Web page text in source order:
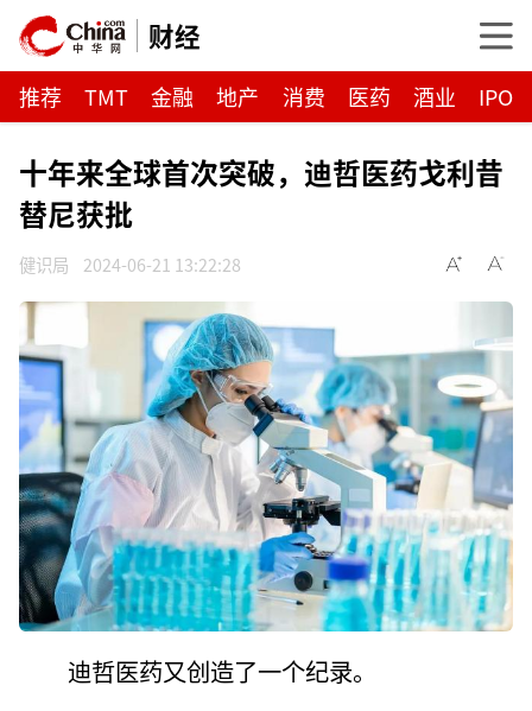
财经
推荐 TMT 金融 地产 消费 医药 酒业 IPO
十年来全球首次突破，迪哲医药戈利昔
替尼获批
健识局 2024-06-21 13:22:28
迪哲医药又创造了一个纪录。